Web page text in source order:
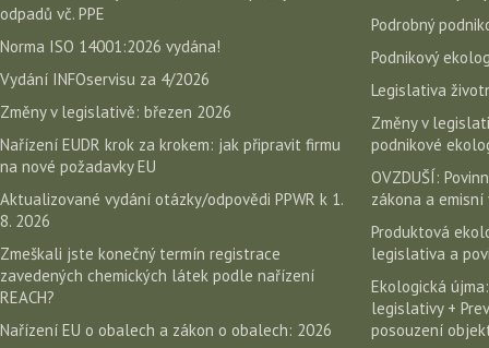
odpadů vč. PPE
Norma ISO 14001:2026 vydána!
Vydání INFOservisu za 4/2026
Změny v legislativě: březen 2026
Nařízení EUDR krok za krokem: jak připravit firmu
na nové požadavky EU
Aktualizované vydání otázky/odpovědi PPWR k 1.
8. 2026
Zmeškali jste konečný termín registrace
zavedených chemických látek podle nařízení
REACH?
Nařízení EU o obalech a zákon o obalech: 2026
Podrobný
Podnikový
Legislativa
Změny v
podnikové
OVZDUŠÍ:
zákona a emisní
Produktová
legislativa a
Ekologická
legislativy +
posouzení